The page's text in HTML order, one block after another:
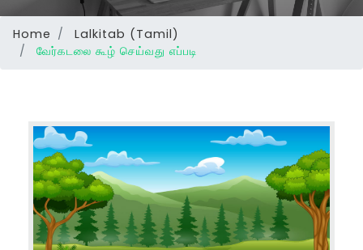
Home
Lalkitab (Tamil)
வேர்கடலை கூழ் செய்வது எப்படி